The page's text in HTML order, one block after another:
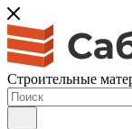
Строительные